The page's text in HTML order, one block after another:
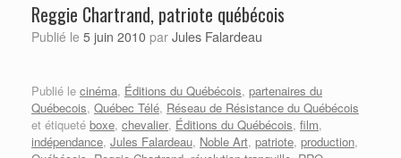
Reggie Chartrand, patriote québécois
Publié le 5 juin 2010 par Jules Falardeau
Publié le cinéma, Éditions du Québécois, partenaires du
Québecois, Québec Télé, Réseau de Résistance du Québécois
et étiqueté boxe, chevalier, Éditions du Québécois, film,
indépendance, Jules Falardeau, Noble Art, patriote, production,